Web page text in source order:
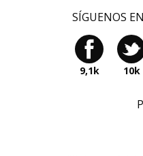
SÍGUENOS
9,1k 10k